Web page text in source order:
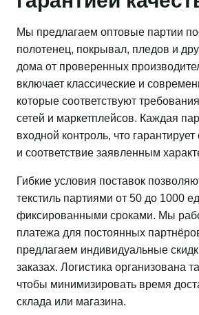
Мы предлагаем оптовые партии
полотенец, покрывал, пледов и
дома от проверенных
включает классические и
которые соответствуют
сетей и маркетплейсов. Каждая
входной контроль, что гарантирует
и соответствие заявленным
Гибкие условия поставок
текстиль партиями от 50 до 1000
фиксированными сроками. Мы
платежа для постоянных
предлагаем индивидуальные
заказах. Логистика организована
чтобы минимизировать время
склада или магазина.